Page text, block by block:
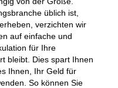
üblich ist,
verzichten wir
auf einfache und
für Ihre
bleibt. Dies spart Ihnen
Ihnen, Ihr Geld für
So können Sie